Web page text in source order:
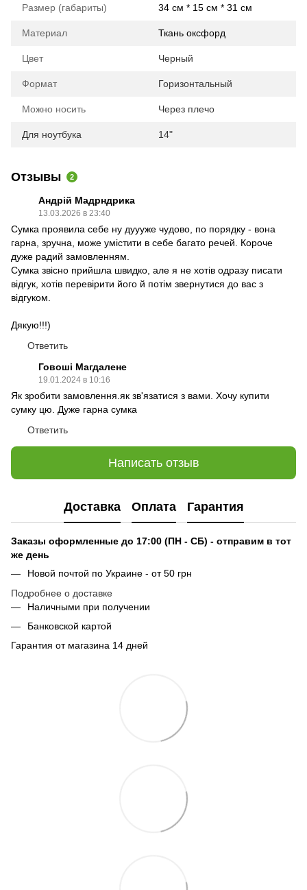
Размер (габариты) 34 см * 15 см * 31 см
Материал Ткань оксфорд
Цвет Черный
Формат Горизонтальный
Можно носить Через плечо
Для ноутбука 14"
Отзывы 2
Андрій Мадрндрика
13.03.2026 в 23:40
Сумка проявила себе ну дуууже чудово, по порядку - вона
гарна, зручна, може умістити в себе багато речей. Короче
дуже радий замовленням.
Сумка звісно прийшла швидко, але я не хотів одразу писати
відгук, хотів перевірити його й потім звернутися до вас з
відгуком.
Дякую!!!)
Ответить
Говоші Магдалене
19.01.2024 в 10:16
Як зробити замовлення.як зв'язатися з вами. Хочу купити
сумку цю. Дуже гарна сумка
Ответить
Написать отзыв
Доставка Оплата Гарантия
Заказы оформленные до 17:00 (ПН - СБ) - отправим в тот
же день
Новой почтой по Украине - от 50 грн
Подробнее о доставке
Наличными при получении
Банковской картой
Гарантия от магазина 14 дней